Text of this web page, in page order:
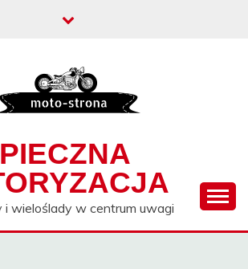
i wieloślady w centrum uwagi